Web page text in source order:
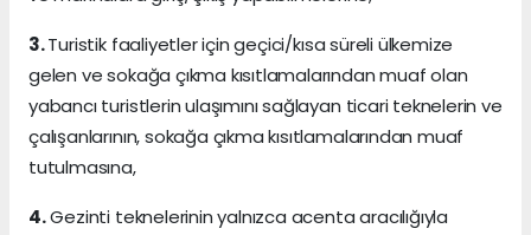
3.Turistik faaliyetler için geçici/kısa süreli ülkemize
gelen ve sokağa çıkma kısıtlamalarından muaf olan
yabancı turistlerin ulaşımını sağlayan ticari teknelerin ve
çalışanlarının, sokağa çıkma kısıtlamalarından muaf
tutulmasına,
4.Gezinti teknelerinin yalnızca acenta aracılığıyla